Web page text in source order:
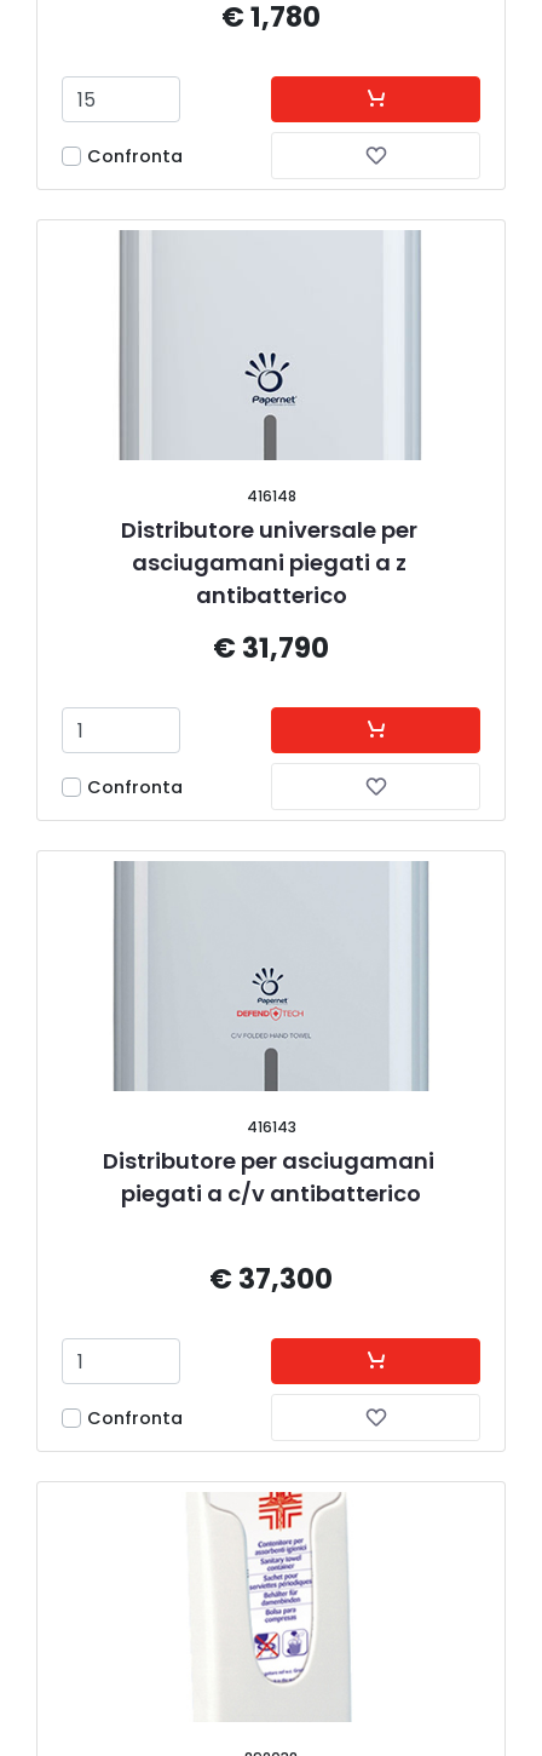
€ 1,780
Confronta
416148
Distributore universale per
asciugamani piegati a z
antibatterico
€ 31,790
Confronta
416143
Distributore per asciugamani
piegati a c/v antibatterico
€ 37,300
Confronta